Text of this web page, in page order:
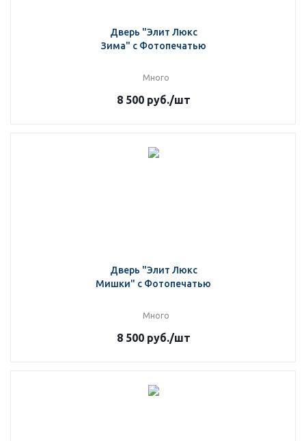
Дверь "Элит Люкс
Зима" с Фотопечатью
Много
8 500руб./шт
Дверь "Элит Люкс
Мишки" с Фотопечатью
Много
8 500руб./шт